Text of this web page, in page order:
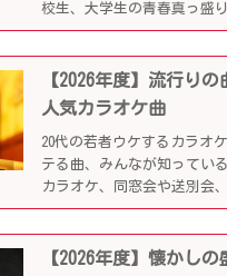
校生、大学生の青春真っ盛
していきます。
【2026年度】流行り
人気カラオケ曲
20代の若者ウケするカラオ
テる曲、みんなが知ってい
カラオケ、同窓会や送別会
【2026年度】懐かし